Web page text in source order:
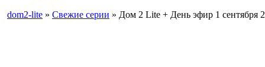
dom2-lite » Свежие серии » Дом 2 Lite + День эфир 1 сентября